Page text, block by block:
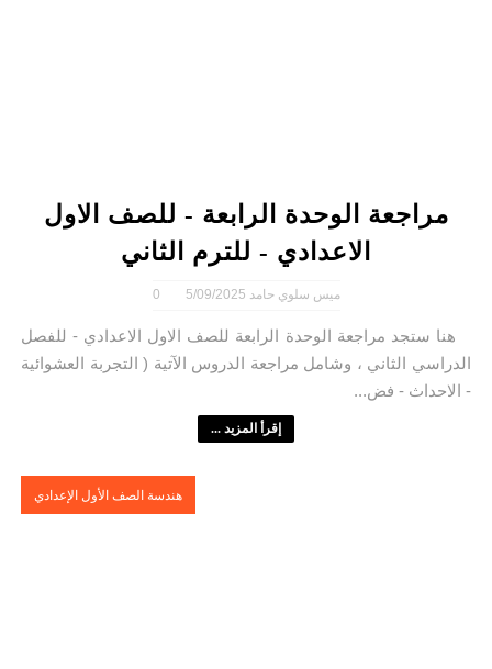
مراجعة الوحدة الرابعة - للصف الاول
الاعدادي - للترم الثاني
ميس سلوي حامد 5/09/2025
0
هنا ستجد مراجعة الوحدة الرابعة للصف الاول الاعدادي - للفصل
الدراسي الثاني ، وشامل مراجعة الدروس الآتية ( التجربة العشوائية
- الاحداث - فض...
إقرأ المزيد ...
هندسة الصف الأول الإعدادي